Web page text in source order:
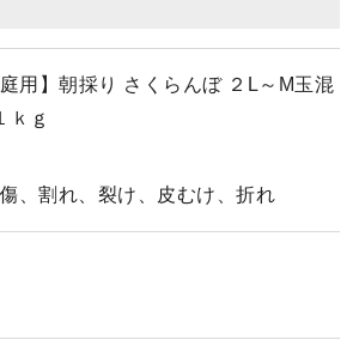
庭用】朝採り さくらんぼ ２L～M玉混
ｋｇ
、割れ、裂け、皮むけ、折れ